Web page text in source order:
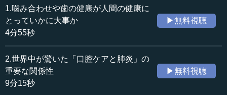
（全4話中第1話）
※司会者（音声）：川上達史（テンミニッツTV編集長）
追加日：2020年6月1日
カテゴリー：
医療・健康
≪全文≫
●入れ歯を変えると元気になるという症例
―― 本日は、日本顎咬合学会元理事長でいらっしゃる河
1.噛み合わせや歯の健康が人間の健康に
とっていかに大事か
4分55秒
▶無料視聴
2.世界中が驚いた「口腔ケアと肺炎」の
重要な関係性
9分15秒
▶無料視聴